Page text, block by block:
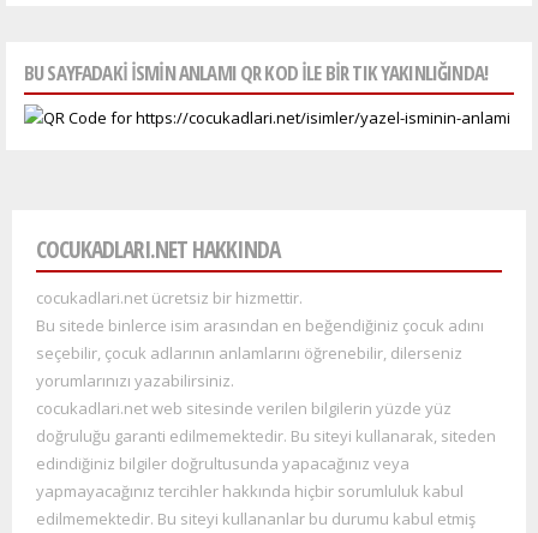
BU SAYFADAKI ISMIN ANLAMI QR KOD ILE BIR TIK YAKINLIĞINDA!
COCUKADLARI.NET HAKKINDA
cocukadlari.net ücretsiz bir hizmettir.
Bu sitede binlerce isim arasından en beğendiğiniz çocuk adını
seçebilir, çocuk adlarının anlamlarını öğrenebilir, dilerseniz
yorumlarınızı yazabilirsiniz.
cocukadlari.net web sitesinde verilen bilgilerin yüzde yüz
doğruluğu garanti edilmemektedir. Bu siteyi kullanarak, siteden
edindiğiniz bilgiler doğrultusunda yapacağınız veya
yapmayacağınız tercihler hakkında hiçbir sorumluluk kabul
edilmemektedir. Bu siteyi kullananlar bu durumu kabul etmiş